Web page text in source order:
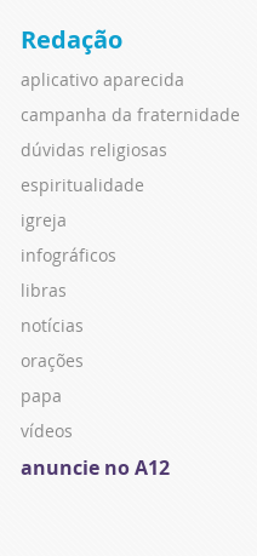
Redação
aplicativo aparecida
campanha da fraternidade
dúvidas religiosas
espiritualidade
igreja
infográficos
libras
notícias
orações
papa
vídeos
anuncie no A12